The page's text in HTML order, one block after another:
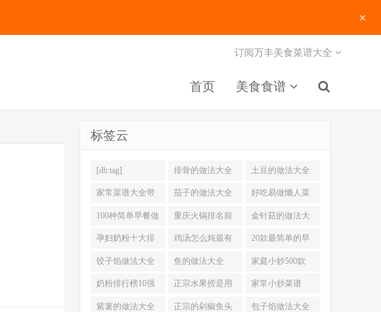
首页 美食食谱
订阅万丰美食菜谱大全
标签云
[db:tag] 排骨的做法大全 土豆的做法大全
家常菜谱大全带
图片
茄子的做法大全 好吃易做懒人菜
200例
100种简单早餐做
法大全
重庆火锅排名前
十强
金针菇的做法大
全
孕妇奶粉十大排
名
鸡汤怎么炖最有
营养
20款最简单的早
餐做法
饺子馅做法大全 鱼的做法大全 家庭小炒500款
奶粉排行榜10强 正宗水果捞是用
什么奶
家常小炒菜谱
1000大全
紫薯的做法大全 正宗的剁椒鱼头 包子馅做法大全
×